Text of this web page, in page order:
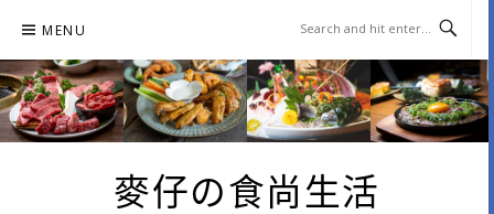
content
MENU
麥仔の食尚生活